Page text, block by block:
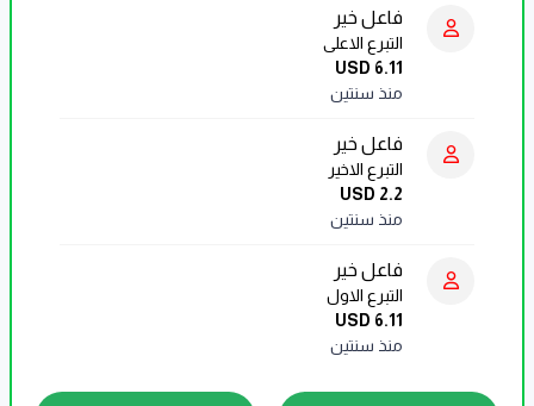
فاعل خير
التبرع الاعلى
USD 6.11
منذ سنتين
فاعل خير
التبرع الاخير
USD 2.2
منذ سنتين
فاعل خير
التبرع الاول
USD 6.11
منذ سنتين